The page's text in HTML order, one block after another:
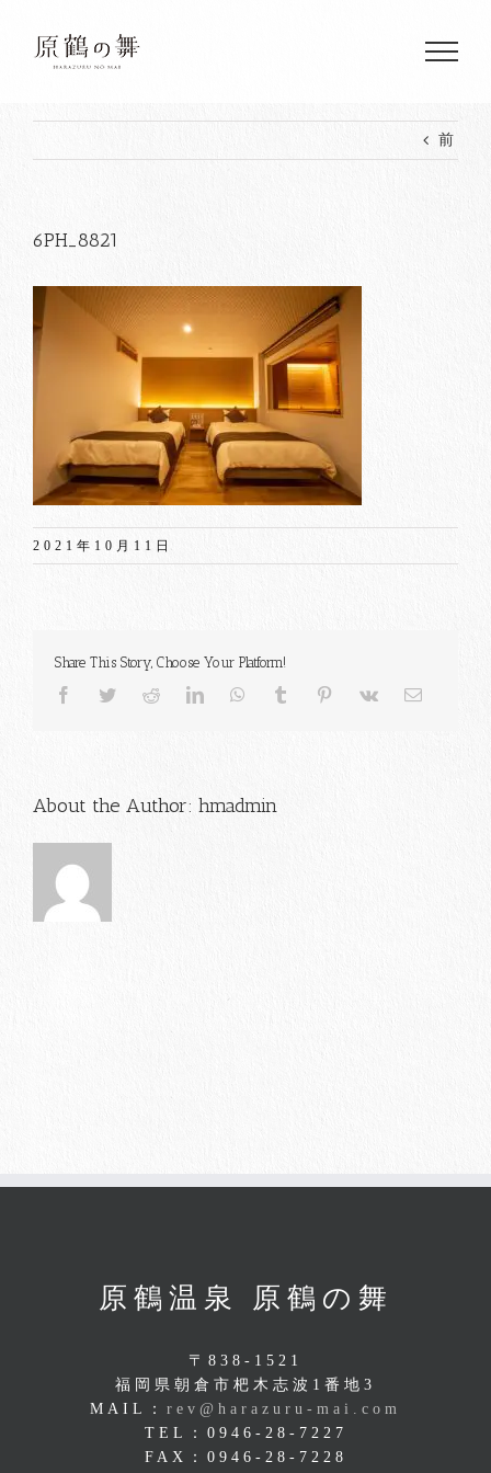
content
前
6PH_8821
2021年10月11日
Share This Story, Choose Your Platform!
Facebook
TwitterRedditLinkedInWhatsApp
TumblrPinterest
Vk
About the Author: hmadmin
原鶴温泉 原鶴の舞
〒838-1521
福岡県朝倉市杷木志波1番地3
MAIL： rev@harazuru-mai.com
TEL：0946-28-7227
FAX：0946-28-7228